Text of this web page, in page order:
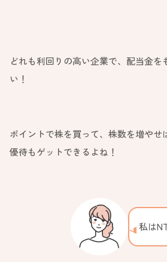
どれも利回りの高い企業で、配当金を
い！
ポイントで株を買って、株数を増やせ
優待もゲットできるよね！
私は